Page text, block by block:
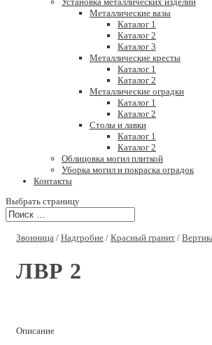
Металлические вазы
Каталог 1
Каталог 2
Каталог 3
Металлические кресты
Каталог 1
Каталог 2
Металлические оградки
Каталог 1
Каталог 2
Столы и лавки
Каталог 1
Каталог 2
Облицовка могил плиткой
Уборка могил и покраска оградок
Контакты
Выбрать страницу
Звонница / Надгробие / Красный гранит /
ЛВР 2
Описание